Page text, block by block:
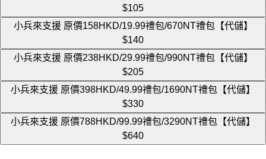
$105
小兵來支援 原價158HKD/19.99禮包/670NT禮包【代儲】
$140
小兵來支援 原價238HKD/29.99禮包/990NT禮包【代儲】
$205
小兵來支援 原價398HKD/49.99禮包/1690NT禮包【代儲】
$330
小兵來支援 原價788HKD/99.99禮包/3290NT禮包【代儲】
$640